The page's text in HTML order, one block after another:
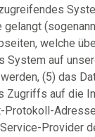
welche
System auf
(5) das
Zugriffs auf die
Protokoll-
Provider